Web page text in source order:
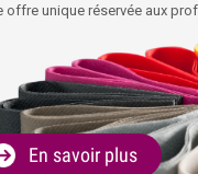
unique réservée aux
En savoir plus